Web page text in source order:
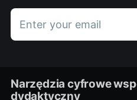
Enter your email
Narzędzia cyfrowe
dydaktyczny